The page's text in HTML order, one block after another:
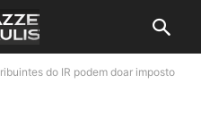
do IR podem doar imposto